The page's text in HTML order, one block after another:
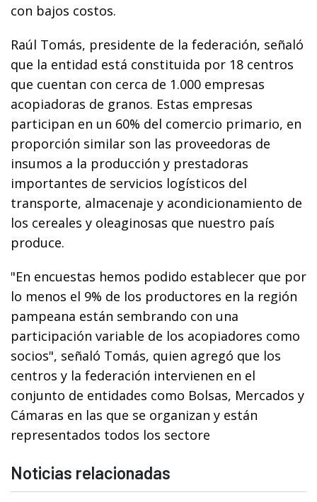
con bajos costos.
Raúl Tomás, presidente de la federación, señaló
que la entidad está constituida por 18 centros
que cuentan con cerca de 1.000 empresas
acopiadoras de granos. Estas empresas
participan en un 60% del comercio primario, en
proporción similar son las proveedoras de
insumos a la producción y prestadoras
importantes de servicios logísticos del
transporte, almacenaje y acondicionamiento de
los cereales y oleaginosas que nuestro país
produce.
"En encuestas hemos podido establecer que por
lo menos el 9% de los productores en la región
pampeana están sembrando con una
participación variable de los acopiadores como
socios", señaló Tomás, quien agregó que los
centros y la federación intervienen en el
conjunto de entidades como Bolsas, Mercados y
Cámaras en las que se organizan y están
representados todos los sectore
Noticias relacionadas